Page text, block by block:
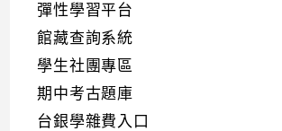
彈性學習平台
館藏查詢系統
學生社團專區
期中考古題庫
台銀學雜費入口